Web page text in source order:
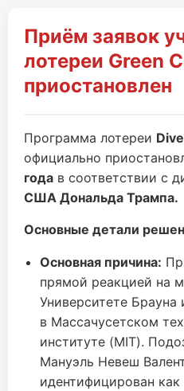
Приём заявок
лотереи Green
приостановлен
Программа лотереи
официально
года в соответствии с
США Дональда Трампа.
Основные детали
Основная причина:
прямой реакцией на
Университете
в Массачусетском
институте (MIT).
Мануэль Невеш
идентифицирован